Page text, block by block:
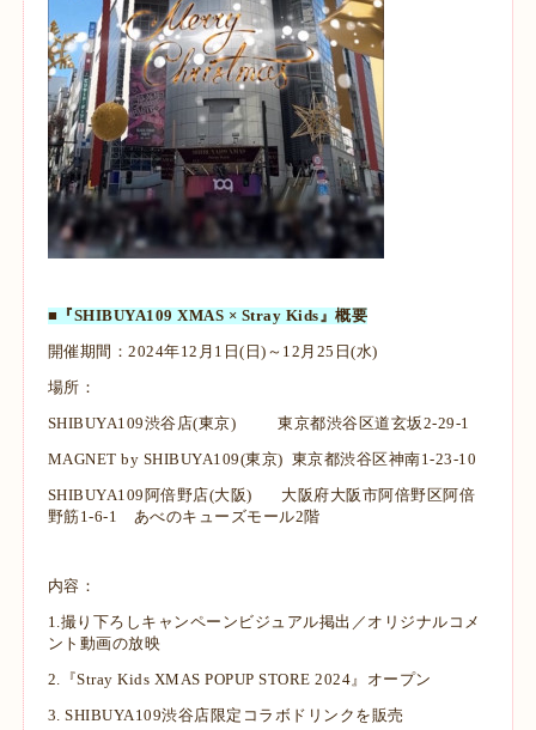
■『SHIBUYA109 XMAS × Stray Kids』概要
開催期間：2024年12月1日(日)～12月25日(水)
場所：
SHIBUYA109渋谷店(東京) 東京都渋谷区道玄坂2-29-1
MAGNET by SHIBUYA109(東京) 東京都渋谷区神南1‐23‐10
SHIBUYA109阿倍野店(大阪) 大阪府大阪市阿倍野区阿倍
野筋1-6-1 あべのキューズモール2階
内容：
1.撮り下ろしキャンペーンビジュアル掲出／オリジナルコメ
ント動画の放映
2.『Stray Kids XMAS POPUP STORE 2024』オープン
3. SHIBUYA109渋谷店限定コラボドリンクを販売